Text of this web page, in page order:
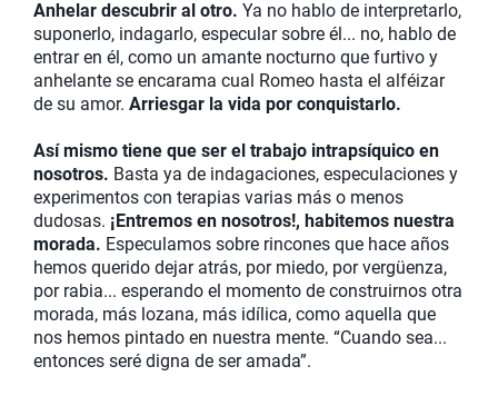
Anhelar descubrir al otro. Ya no hablo de interpretarlo,
suponerlo, indagarlo, especular sobre él... no, hablo de
entrar en él, como un amante nocturno que furtivo y
anhelante se encarama cual Romeo hasta el alféizar
de su amor. Arriesgar la vida por conquistarlo.
Así mismo tiene que ser el trabajo intrapsíquico en
nosotros. Basta ya de indagaciones, especulaciones y
experimentos con terapias varias más o menos
dudosas. ¡Entremos en nosotros!, habitemos nuestra
morada. Especulamos sobre rincones que hace años
hemos querido dejar atrás, por miedo, por vergüenza,
por rabia... esperando el momento de construirnos otra
morada, más lozana, más idílica, como aquella que
nos hemos pintado en nuestra mente. “Cuando sea...
entonces seré digna de ser amada”.